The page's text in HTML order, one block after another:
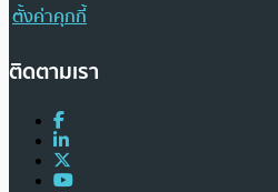
ตั้งค่าคุกกี้
ติดตามเรา